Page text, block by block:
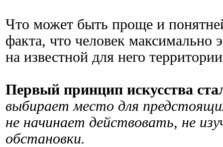
Что может быть проще и
факта, что человек максимально
на известной для него
Первый принцип искусства
выбирает место для
не начинает действовать, не
обстановки.